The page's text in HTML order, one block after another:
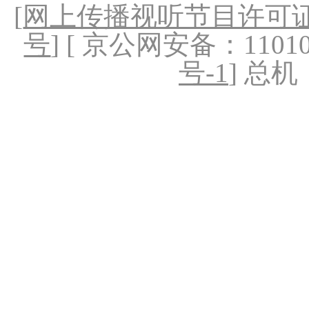
[网上传播视听节目许可
号] [ 京公网安备：
号-1] 总机